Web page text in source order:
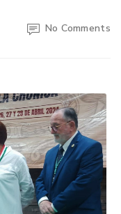
No Comments